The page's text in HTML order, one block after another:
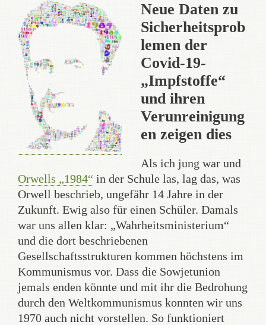
Neue Daten zu
Sicherheitsprob
lemen der
Covid-19-
„Impfstoffe“
und ihren
Verunreinigung
en zeigen dies
Als ich jung war und
Orwells „1984“ in der Schule las, lag das, was
Orwell beschrieb, ungefähr 14 Jahre in der
Zukunft. Ewig also für einen Schüler. Damals
war uns allen klar: „Wahrheitsministerium“
und die dort beschriebenen
Gesellschaftsstrukturen kommen höchstens im
Kommunismus vor. Dass die Sowjetunion
jemals enden könnte und mit ihr die Bedrohung
durch den Weltkommunismus konnten wir uns
1970 auch nicht vorstellen. So funktioniert